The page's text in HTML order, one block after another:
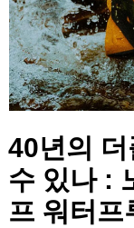
40년의
수 있나 :
프 워터프